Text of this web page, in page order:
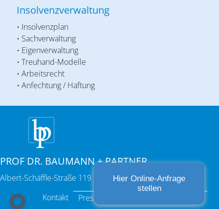
Insolvenzverwaltung
• Insolvenzplan
• Sachverwaltung
• Eigenverwaltung
• Treuhand-Modelle
• Arbeitsrecht
• Anfechtung / Haftung
PROF DR. BAUMANN + PARTNER
Albert-Schäffle-Straße 119 | 70186 Stuttgart
Kontakt
Presse
Hier Online-Anfrage
stellen